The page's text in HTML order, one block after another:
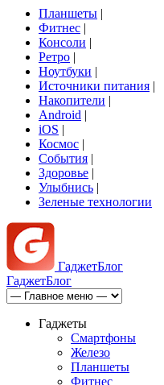
Планшеты |
Фитнес |
Консоли |
Ретро |
Ноутбуки |
Источники питания |
Накопители |
Android |
iOS |
Космос |
События |
Здоровье |
Улыбнись |
Зеленые технологии
ГаджетБлог
ГаджетБлог
Гаджеты
Смартфоны
Железо
Планшеты
Фитнес